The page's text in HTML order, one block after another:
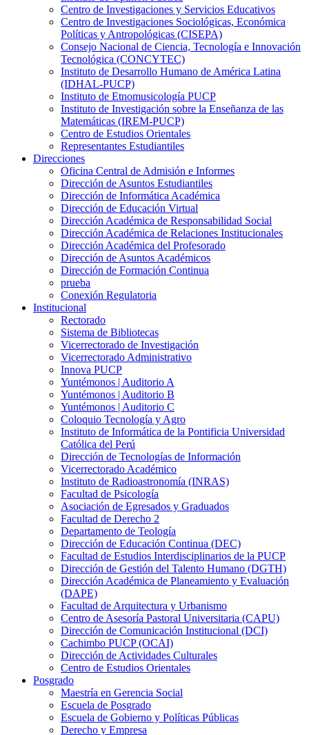
Centro de Investigaciones y Servicios Educativos
Centro de Investigaciones Sociológicas, Económica
Políticas y Antropológicas (CISEPA)
Consejo Nacional de Ciencia, Tecnología e Innovación
Tecnológica (CONCYTEC)
Instituto de Desarrollo Humano de América Latina
(IDHAL-PUCP)
Instituto de Etnomusicología PUCP
Instituto de Investigación sobre la Enseñanza de las
Matemáticas (IREM-PUCP)
Centro de Estudios Orientales
Representantes Estudiantiles
Direcciones
Oficina Central de Admisión e Informes
Dirección de Asuntos Estudiantiles
Dirección de Informática Académica
Dirección de Educación Virtual
Dirección Académica de Responsabilidad Social
Dirección Académica de Relaciones Institucionales
Dirección Académica del Profesorado
Dirección de Asuntos Académicos
Dirección de Formación Continua
prueba
Conexión Regulatoria
Institucional
Rectorado
Sistema de Bibliotecas
Vicerrectorado de Investigación
Vicerrectorado Administrativo
Innova PUCP
Yuntémonos | Auditorio A
Yuntémonos | Auditorio B
Yuntémonos | Auditorio C
Coloquio Tecnología y Agro
Instituto de Informática de la Pontificia Universidad
Católica del Perú
Dirección de Tecnologías de Información
Vicerrectorado Académico
Instituto de Radioastronomía (INRAS)
Facultad de Psicología
Asociación de Egresados y Graduados
Facultad de Derecho 2
Departamento de Teología
Dirección de Educación Continua (DEC)
Facultad de Estudios Interdisciplinarios de la PUCP
Dirección de Gestión del Talento Humano (DGTH)
Dirección Académica de Planeamiento y Evaluación
(DAPE)
Facultad de Arquitectura y Urbanismo
Centro de Asesoría Pastoral Universitaria (CAPU)
Dirección de Comunicación Institucional (DCI)
Cachimbo PUCP (OCAI)
Dirección de Actividades Culturales
Centro de Estudios Orientales
Posgrado
Maestría en Gerencia Social
Escuela de Posgrado
Escuela de Gobierno y Políticas Públicas
Derecho y Empresa